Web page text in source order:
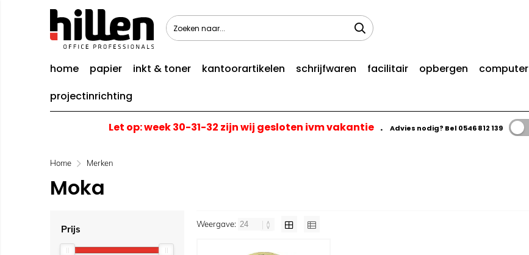
home papier inkt & toner kantoorartikelen schrijfwaren facilitair opbergen computer
projectinrichting
Let op: week 30-31-32 zijn wij gesloten ivm vakantie . Advies nodig? Bel 0546 812 139
Home Merken
Moka
Prijs Weergave: